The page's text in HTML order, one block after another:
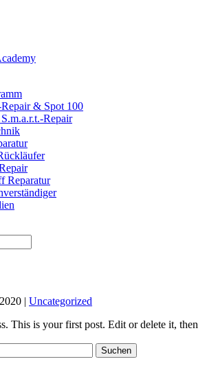
Repair & Spot 100
Repair
Reparatur
| Uncategorized
This is your first post. Edit or delete it, then